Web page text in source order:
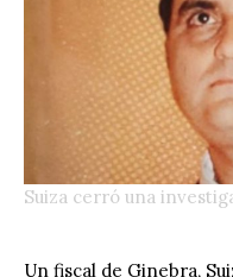
Suiza cerró una
Un fiscal de Ginebra,